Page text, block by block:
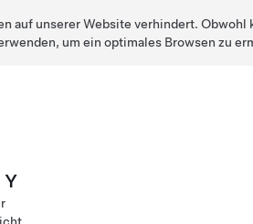
auf unserer Website verhindert.
um ein optimales Browsen zu
Y